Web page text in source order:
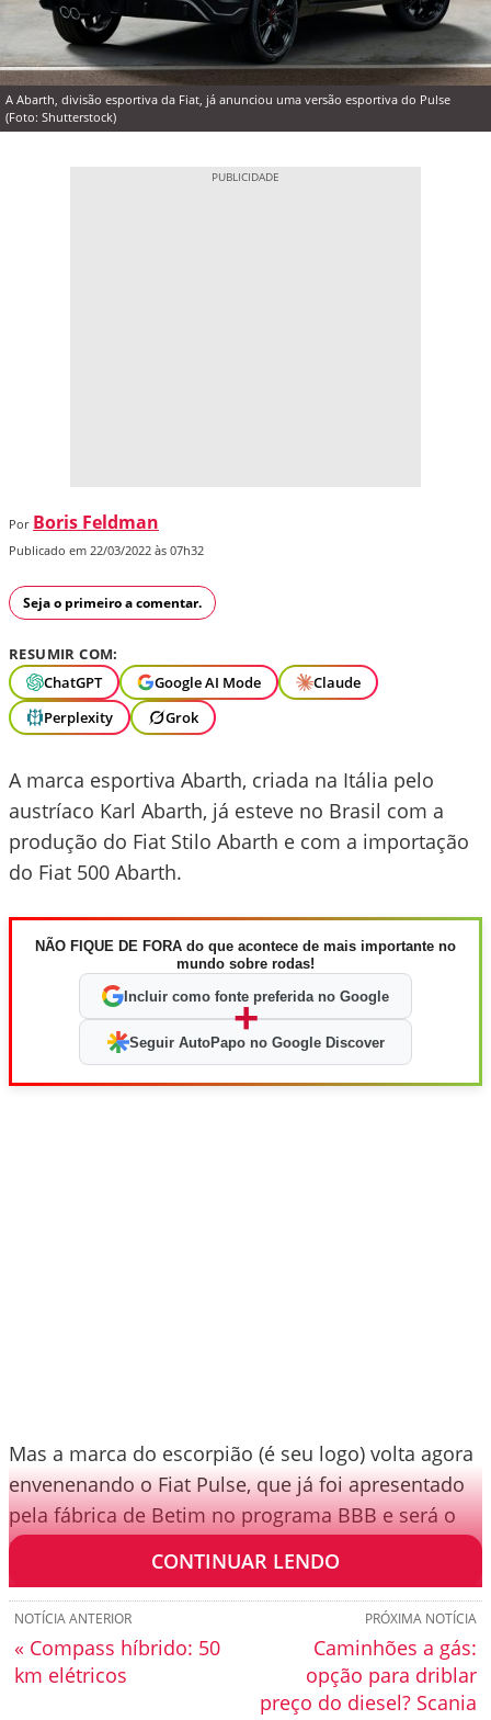
A Abarth, divisão esportiva da Fiat, já anunciou uma versão esportiva do Pulse
(Foto: Shutterstock)
Por Boris Feldman
Publicado em 22/03/2022 às 07h32
Seja o primeiro a comentar.
RESUMIR COM:
ChatGPT
Google AI Mode
Claude
Perplexity
Grok
A marca esportiva Abarth, criada na Itália pelo
austríaco Karl Abarth, já esteve no Brasil com a
produção do Fiat Stilo Abarth e com a importação
do Fiat 500 Abarth.
NÃO FIQUE DE FORA do que acontece de mais importante no
mundo sobre rodas!
Incluir como fonte preferida no Google
+
Seguir AutoPapo no Google Discover
Mas a marca do escorpião (é seu logo) volta agora
envenenando o Fiat Pulse, que já foi apresentado
pela fábrica de Betim no programa BBB e será o
prêmio de quem vencer esta promoção “global”.
CONTINUAR LENDO
PRÓXIMA NOTÍCIA
Caminhões a gás:
opção para driblar
preço do diesel? Scania
NOTÍCIA ANTERIOR
« Compass híbrido: 50
km elétricos